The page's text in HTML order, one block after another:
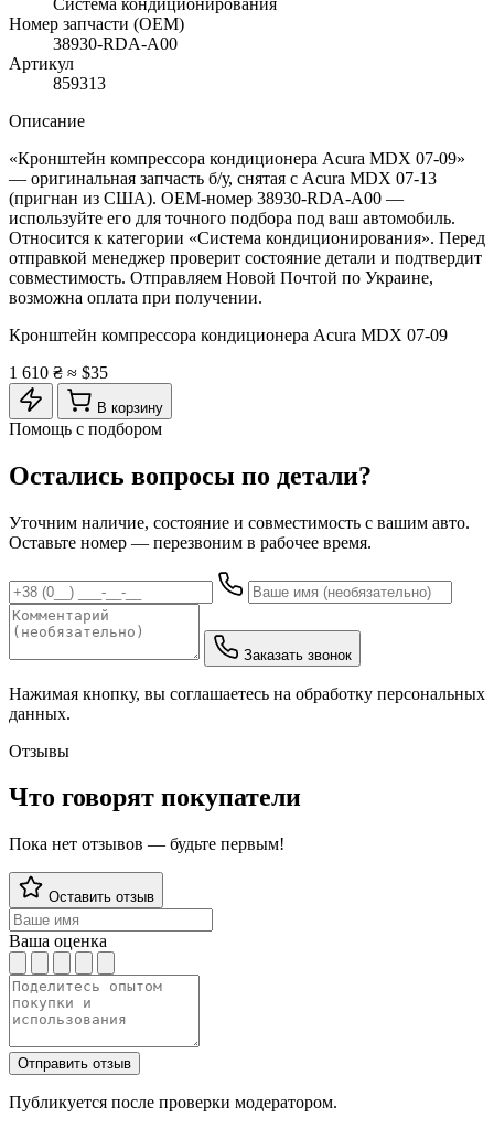
Номер запчасти (OEM)
38930-RDA-A00
Артикул
859313
Описание
«Кронштейн компрессора кондиционера Acura MDX 07-09»
— оригинальная запчасть б/у, снятая с Acura MDX 07-13
(пригнан из США). OEM-номер 38930-RDA-A00 —
используйте его для точного подбора под ваш автомобиль.
Относится к категории «Система кондиционирования». Перед
отправкой менеджер проверит состояние детали и подтвердит
совместимость. Отправляем Новой Почтой по Украине,
возможна оплата при получении.
Кронштейн компрессора кондиционера Acura MDX 07-09
1 610 ₴ ≈ $35
В корзину
Помощь с подбором
Остались вопросы по детали?
Уточним наличие, состояние и совместимость с вашим авто.
Оставьте номер — перезвоним в рабочее время.
Заказать звонок
Нажимая кнопку, вы соглашаетесь на обработку персональных
данных.
Отзывы
Что говорят покупатели
Пока нет отзывов — будьте первым!
Оставить отзыв
Ваша оценка
Отправить отзыв
Публикуется после проверки модератором.